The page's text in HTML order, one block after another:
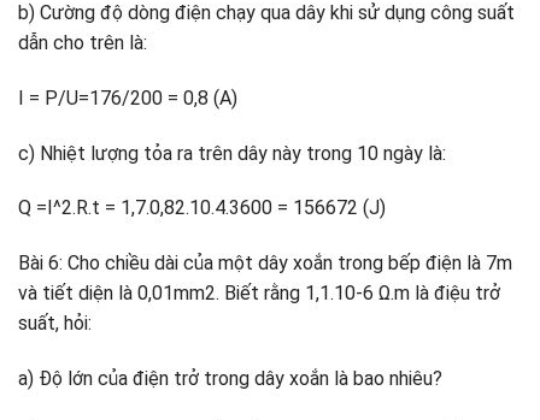
b) Cường độ dòng điện chạy qua dây khi sử dụng công suất
dẫn cho trên là:
I = P/U=176/200 = 0,8 (A)
c) Nhiệt lượng tỏa ra trên dây này trong 10 ngày là:
Q =I^2.R.t = 1,7.0,82.10.4.3600 = 156672 (J)
Bài 6: Cho chiều dài của một dây xoắn trong bếp điện là 7m
và tiết diện là 0,01mm2. Biết rằng 1,1.10-6 Ω.m là điệu trở
suất, hỏi:
a) Độ lớn của điện trở trong dây xoắn là bao nhiêu?